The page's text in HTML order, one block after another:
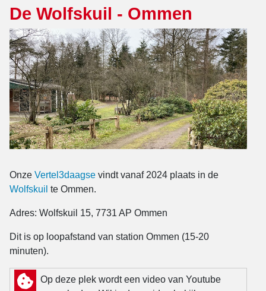
De Wolfskuil - Ommen
Onze Vertel3daagse vindt vanaf 2024 plaats in de
Wolfskuil te Ommen.
Adres: Wolfskuil 15, 7731 AP Ommen
Dit is op loopafstand van station Ommen (15-20
minuten).
Op deze plek wordt een video van Youtube